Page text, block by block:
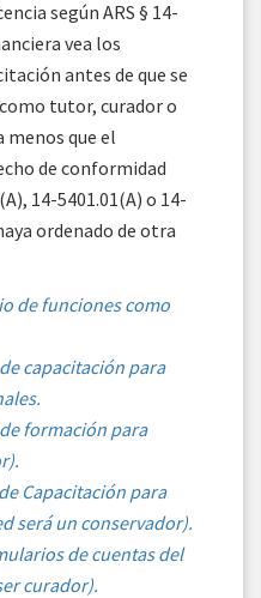
según ARS § 14-
vea los
antes de que se
tutor, curador o
que el
de conformidad
14-5401.01(A) o 14-
ordenado de otra
de funciones como
capacitación para
formación para
Capacitación para
será un conservador).
de cuentas del
curador).